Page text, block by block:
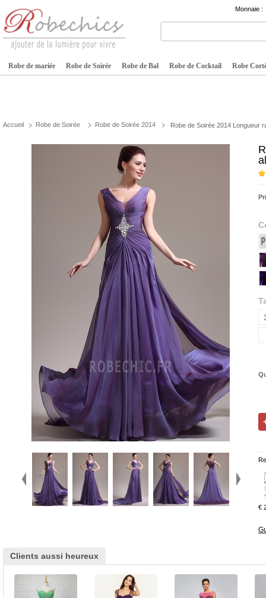
Monnaie :
Robe de mariée Robe de Soirée Robe de Bal Robe de Cocktail Robe
Accueil Robe de Soirée Robe de Soirée 2014 Robe de Soirée 2014 Longueur
€
Clients aussi heureux